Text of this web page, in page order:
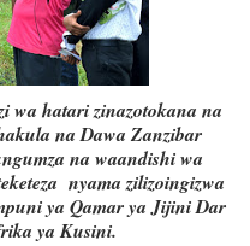
wa hatari zinazotokana na
na Dawa Zanzibar
na waandishi wa
nyama zilizoingizwa
ya Qamar ya Jijini Dar
ya Kusini.